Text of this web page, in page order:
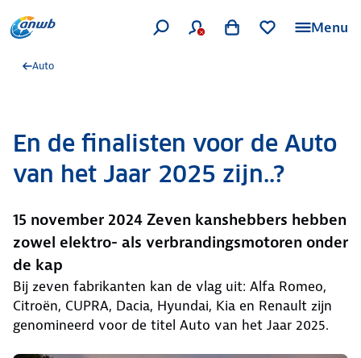
Menu
Auto
En de finalisten voor de Auto
van het Jaar 2025 zijn..?
15 november 2024 Zeven kanshebbers hebben
zowel elektro- als verbrandingsmotoren onder
de kap
Bij zeven fabrikanten kan de vlag uit: Alfa Romeo,
Citroën, CUPRA, Dacia, Hyundai, Kia en Renault zijn
genomineerd voor de titel Auto van het Jaar 2025.